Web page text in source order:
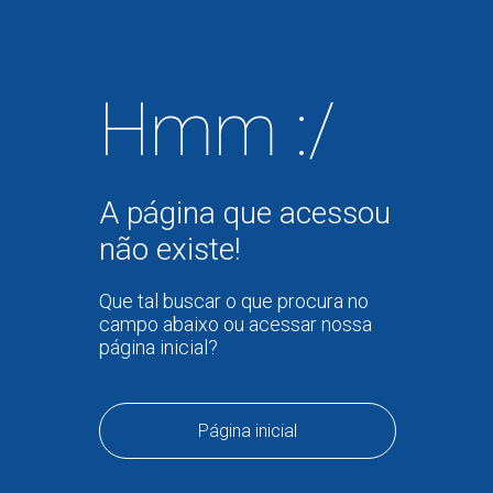
Hmm :/
A página que acessou
não existe!
Que tal buscar o que procura no
campo abaixo ou acessar nossa
página inicial?
Página inicial